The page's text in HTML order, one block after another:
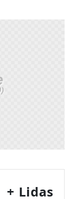
+ Lidas